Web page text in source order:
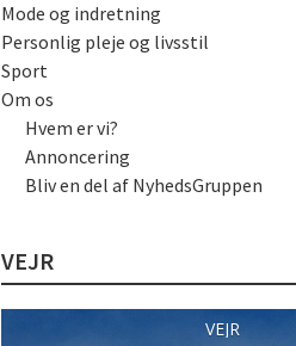
Mode og indretning
Personlig pleje og livsstil
Sport
Om os
Hvem er vi?
Annoncering
Bliv en del af NyhedsGruppen
VEJR
VEJR